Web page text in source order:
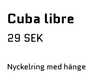
Cuba libre
29 SEK
Nyckelring med